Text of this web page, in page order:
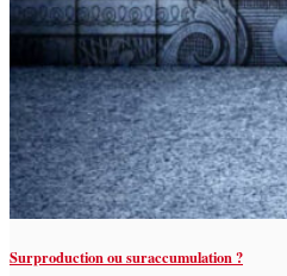
Surproduction ou suraccumulation ?